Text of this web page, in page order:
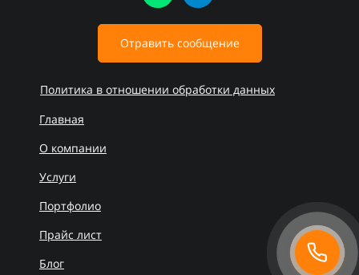
Отравить сообщение
Политика в отношении обработки данных
Главная
О компании
Услуги
Портфолио
Прайс лист
Блог